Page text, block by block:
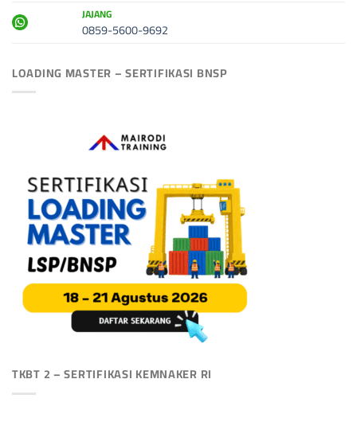
JAJANG
0859-5600-9692
LOADING MASTER – SERTIFIKASI BNSP
TKBT 2 – SERTIFIKASI KEMNAKER RI